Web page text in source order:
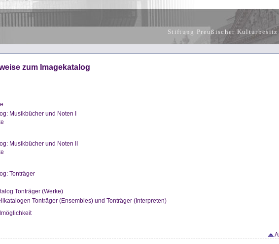
Stiftung Preußischer Kulturbesitz
zum Imagekatalog
Musikbücher und Noten I
Musikbücher und Noten II
Tonträger
Tonträger (Werke)
Tonträger (Ensembles) und Tonträger (Interpreten)